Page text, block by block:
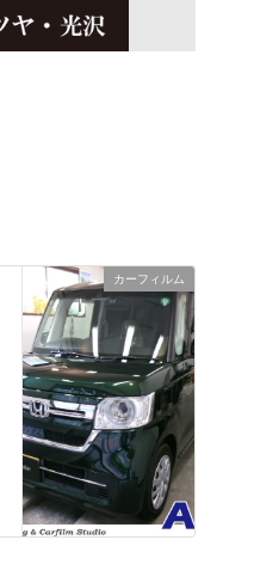
カーフィルム